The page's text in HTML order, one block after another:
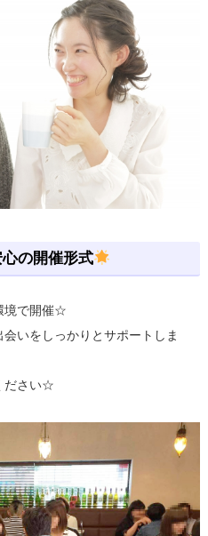
の開催形式
境で開催☆
いをしっかりとサポートしま
ださい☆